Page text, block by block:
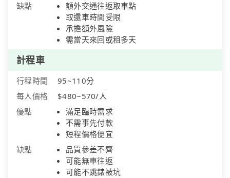
缺點
額外交通往返取車點
取還車時間受限
承擔額外風險
需當天來回或租多天
計程車
行程時間
95~110分
每人價格
$480~570/人
優點
滿足臨時需求
不需事先付款
短程價格便宜
缺點
品質參差不齊
可能無車往返
可能不跳錶被坑